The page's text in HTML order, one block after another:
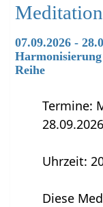
Meditation
07.09.2026 -
Reihe
Termine:
28.09.2026
Uhrzeit:
Diese